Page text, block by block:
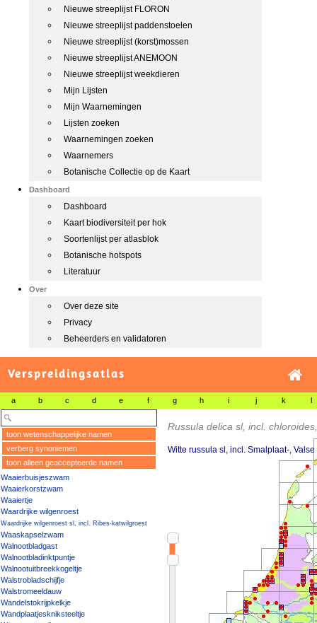
Nieuwe streeplijst FLORON
Nieuwe streeplijst paddenstoelen
Nieuwe streeplijst (korst)mossen
Nieuwe streeplijst ANEMOON
Nieuwe streeplijst weekdieren
Mijn Lijsten
Mijn Waarnemingen
Lijsten zoeken
Waarnemingen zoeken
Waarnemers
Botanische Collectie op de Kaart
Dashboard
Dashboard
Kaart biodiversiteit per hok
Soortenlijst per atlasblok
Botanische hotspots
Literatuur
Over
Over deze site
Privacy
Beheerders en validatoren
Verspreidingsatlas
a b c d e f g h i j k l
toon wetenschappelijke namen
verberg synoniemen
toon alleen geaccepteerde namen
Waaierbuisjeszwam
Waaierkorstzwam
Waaiertje
Waardrijke wilgenroest
Waardrijke wilgenroest sl, incl. Ribes-katwilgroest
Waaskapselzwam
Walnootbladgast
Walnootbladinktpuntje
Walnootuitbreekkogeltje
Walstrobladschijfje
Walstromeeldauw
Wandelstokrijpkelkje
Wandplaatjeskniksteeltje
Russula delica sl, incl.
Witte russula sl, incl. Smalplaat-,